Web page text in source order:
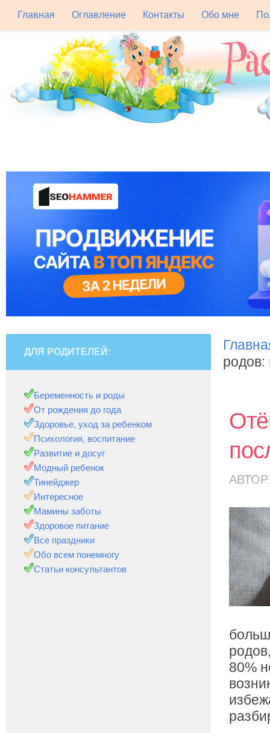
Главная Оглавление Контакты Обо мне
родов:
80%
ДЛЯ РОДИТЕЛЕЙ:
Беременность и роды
От рождения до года
Здоровье, уход за ребенком
Психология, воспитание
Развитие и досуг
Модный ребенок
Тинейджер
Интересное
Мамины заботы
Здоровое питание
Все праздники
Обо всем понемногу
Статьи консультантов